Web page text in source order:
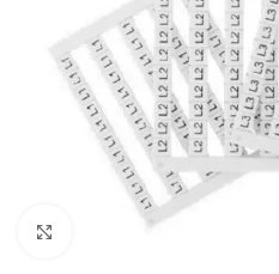
Нажмите, чтобы